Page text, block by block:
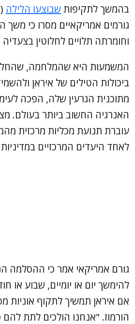
בהמשך לתקיפותשבוצעו הלילה
גורמים אמריקאיים מסרו כי
וחומרתה תלויים לחלוטין
המשמעות היא שהמלחמה,
ביכולות הטילים של איראן
מתוכנית הגרעין שלה, הפכה
האנרגיה החשוב ביותר בעולם.
עוברת תנועת מכליות מרכזית
לאחד היעדים המרכזיים
גורם אמריקאי אמר כי ההסלמה
להימשך יום או יומיים, שבוע
אם איראן תמשיך לתקוף אוניות
הורמוז. "אנחנו הולכים לתת